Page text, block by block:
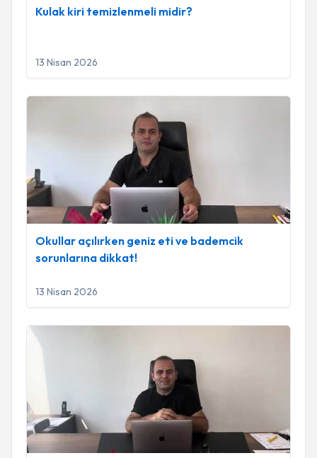
Kulak kiri temizlenmeli midir?
13 Nisan 2026
Okullar açılırken geniz eti ve bademcik
sorunlarına dikkat!
13 Nisan 2026
Ağız kokusu nedenleri